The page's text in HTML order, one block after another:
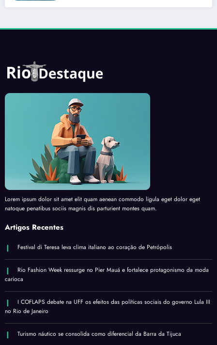
Lorem ipsum dolor sit amet elit quam aenean commodo ligula eget dolor eget
natoque penatibus sociis magnis dis parturient montes quam.
Artigos Recentes
Festival di Teresa leva clima italiano ao coração de Petrópolis
Rio Fashion Week ressurge no Pier Mauá e fortalece protagonismo da moda
carioca
I COFLAPS debate na UFF os efeitos das políticas sociais do governo Lula III
no Rio de Janeiro
Turismo náutico se consolida como diferencial da Barra da Tijuca